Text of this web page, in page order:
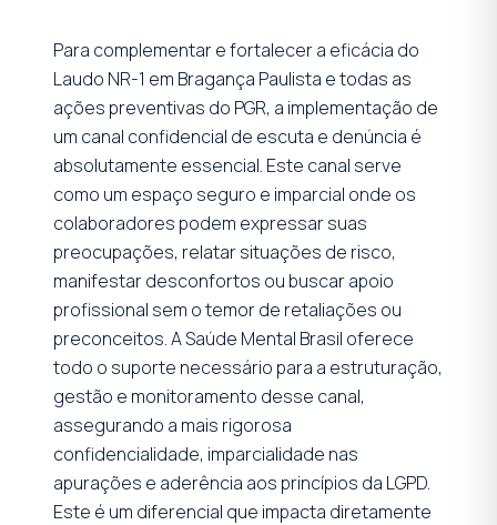
Para complementar e fortalecer a eficácia do
Laudo NR-1 em Bragança Paulista e todas as
ações preventivas do PGR, a implementação de
um canal confidencial de escuta e denúncia é
absolutamente essencial. Este canal serve
como um espaço seguro e imparcial onde os
colaboradores podem expressar suas
preocupações, relatar situações de risco,
manifestar desconfortos ou buscar apoio
profissional sem o temor de retaliações ou
preconceitos. A Saúde Mental Brasil oferece
todo o suporte necessário para a estruturação,
gestão e monitoramento desse canal,
assegurando a mais rigorosa
confidencialidade, imparcialidade nas
apurações e aderência aos princípios da LGPD.
Este é um diferencial que impacta diretamente